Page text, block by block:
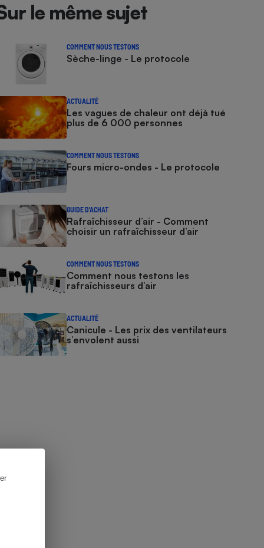
le même sujet
COMMENT NOUS TESTONS
Sèche-linge - Le protocole
ACTUALITÉ
Les vagues de chaleur ont déjà tué
plus de 6 000 personnes
COMMENT NOUS TESTONS
Fours micro-ondes - Le protocole
GUIDE D'ACHAT
Rafraîchisseur d’air - Comment
choisir un rafraîchisseur d’air
COMMENT NOUS TESTONS
Comment nous testons les
rafraîchisseurs d’air
ACTUALITÉ
Canicule - Les prix des ventilateurs
s’envolent aussi